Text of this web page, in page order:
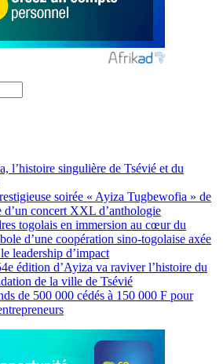
l’histoire singulière de Tsévié et du
soirée « Ayiza Tugbewofia » de
d’un concert XXL d’anthologie
togolais en immersion au cœur du
d’une coopération sino-togolaise axée
leadership d’impact
édition d’Ayiza va raviver l’histoire du
de la ville de Tsévié
de 500 000 cédés à 150 000 F pour